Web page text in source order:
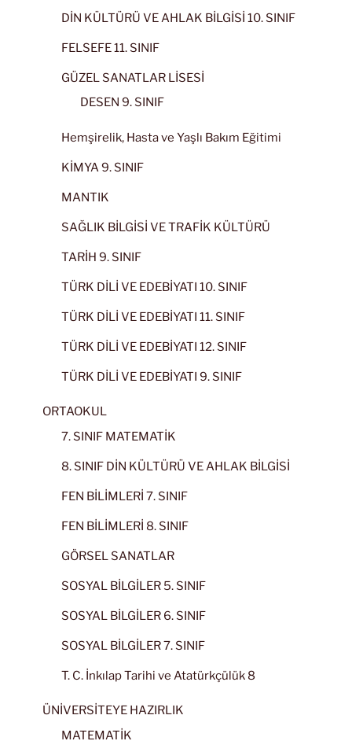
DİN KÜLTÜRÜ VE AHLAK BİLGİSİ 10. SINIF
FELSEFE 11. SINIF
GÜZEL SANATLAR LİSESİ
DESEN 9. SINIF
Hemşirelik, Hasta ve Yaşlı Bakım Eğitimi
KİMYA 9. SINIF
MANTIK
SAĞLIK BİLGİSİ VE TRAFİK KÜLTÜRÜ
TARİH 9. SINIF
TÜRK DİLİ VE EDEBİYATI 10. SINIF
TÜRK DİLİ VE EDEBİYATI 11. SINIF
TÜRK DİLİ VE EDEBİYATI 12. SINIF
TÜRK DİLİ VE EDEBİYATI 9. SINIF
ORTAOKUL
7. SINIF MATEMATİK
8. SINIF DİN KÜLTÜRÜ VE AHLAK BİLGİSİ
FEN BİLİMLERİ 7. SINIF
FEN BİLİMLERİ 8. SINIF
GÖRSEL SANATLAR
SOSYAL BİLGİLER 5. SINIF
SOSYAL BİLGİLER 6. SINIF
SOSYAL BİLGİLER 7. SINIF
T. C. İnkılap Tarihi ve Atatürkçülük 8
ÜNİVERSİTEYE HAZIRLIK
MATEMATİK